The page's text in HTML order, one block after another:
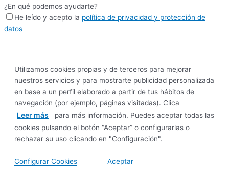
¿En qué podemos ayudarte?
He leído y acepto la política de privacidad y protección de
datos
Utilizamos cookies propias y de terceros para mejorar
nuestros servicios y para mostrarte publicidad personalizada
en base a un perfil elaborado a partir de tus hábitos de
navegación (por ejemplo, páginas visitadas). Clica
Leer más
para más información. Puedes aceptar todas las
cookies pulsando el botón “Aceptar” o configurarlas o
rechazar su uso clicando en "Configuración".
Configurar Cookies Aceptar